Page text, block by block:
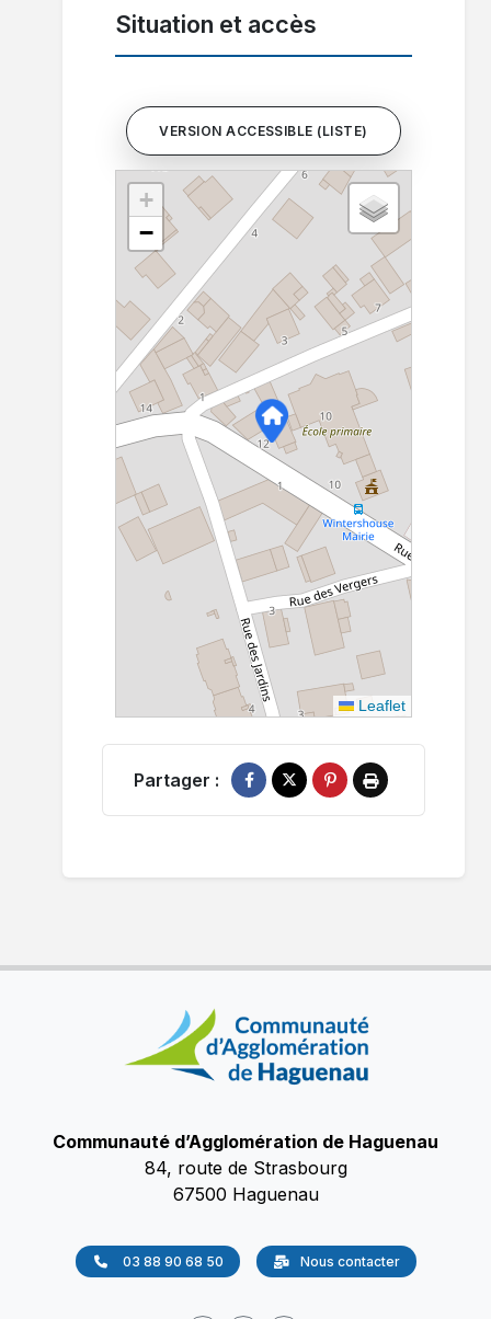
Situation et accès
VERSION ACCESSIBLE (LISTE)
+
−
Leaflet
Partager :
Partager sur Facebook
Partager sur X
Épingler sur Pinterest
Imprimer
Communauté d’Agglomération de Haguenau
84, route de Strasbourg
67500 Haguenau
03 88 90 68 50 Nous contacter